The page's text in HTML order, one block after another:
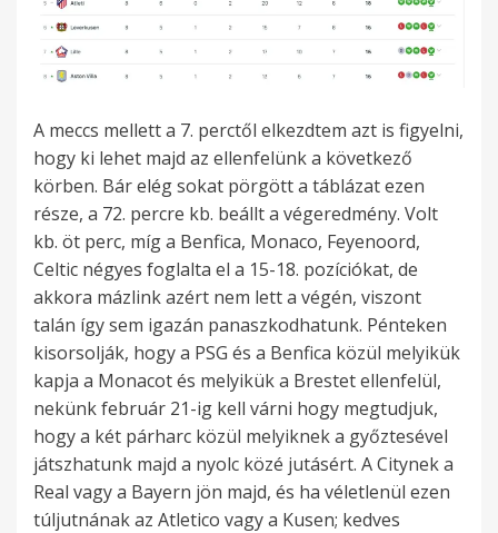
A meccs mellett a 7. perctől elkezdtem azt is figyelni,
hogy ki lehet majd az ellenfelünk a következő
körben. Bár elég sokat pörgött a táblázat ezen
része, a 72. percre kb. beállt a végeredmény. Volt
kb. öt perc, míg a Benfica, Monaco, Feyenoord,
Celtic négyes foglalta el a 15-18. pozíciókat, de
akkora mázlink azért nem lett a végén, viszont
talán így sem igazán panaszkodhatunk. Pénteken
kisorsolják, hogy a PSG és a Benfica közül melyikük
kapja a Monacot és melyikük a Brestet ellenfelül,
nekünk február 21-ig kell várni hogy megtudjuk,
hogy a két párharc közül melyiknek a győztesével
játszhatunk majd a nyolc közé jutásért. A Citynek a
Real vagy a Bayern jön majd, és ha véletlenül ezen
túljutnának az Atletico vagy a Kusen; kedves